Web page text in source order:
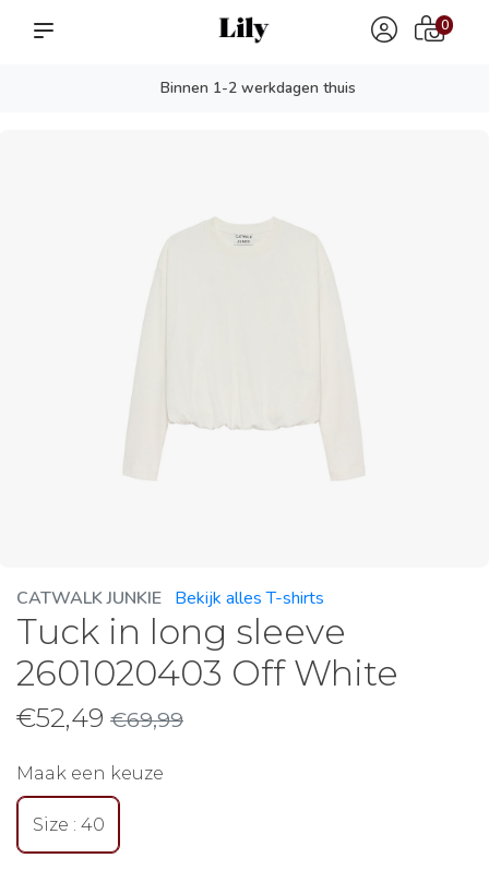
Binnen 1-2 werkdagen thuis
0
CATWALK JUNKIE Bekijk alles T-shirts
Tuck in long sleeve
2601020403 Off White
€52,49 €69,99
Maak een keuze
Size : 40